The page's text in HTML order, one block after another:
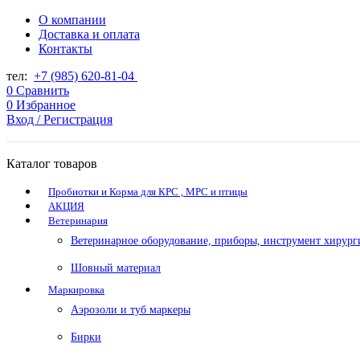
О компании
Доставка и оплата
Контакты
тел: +7 (985) 620-81-04
0 Сравнить
0 Избранное
Вход / Регистрация
Каталог товаров
Пробиотки и Корма для КРС , МРС и птицы
АКЦИЯ
Ветеринария
Ветеринарное оборудование, приборы, инструмент
Шовный материал
Маркировка
Аэрозоли и туб маркеры
Бирки